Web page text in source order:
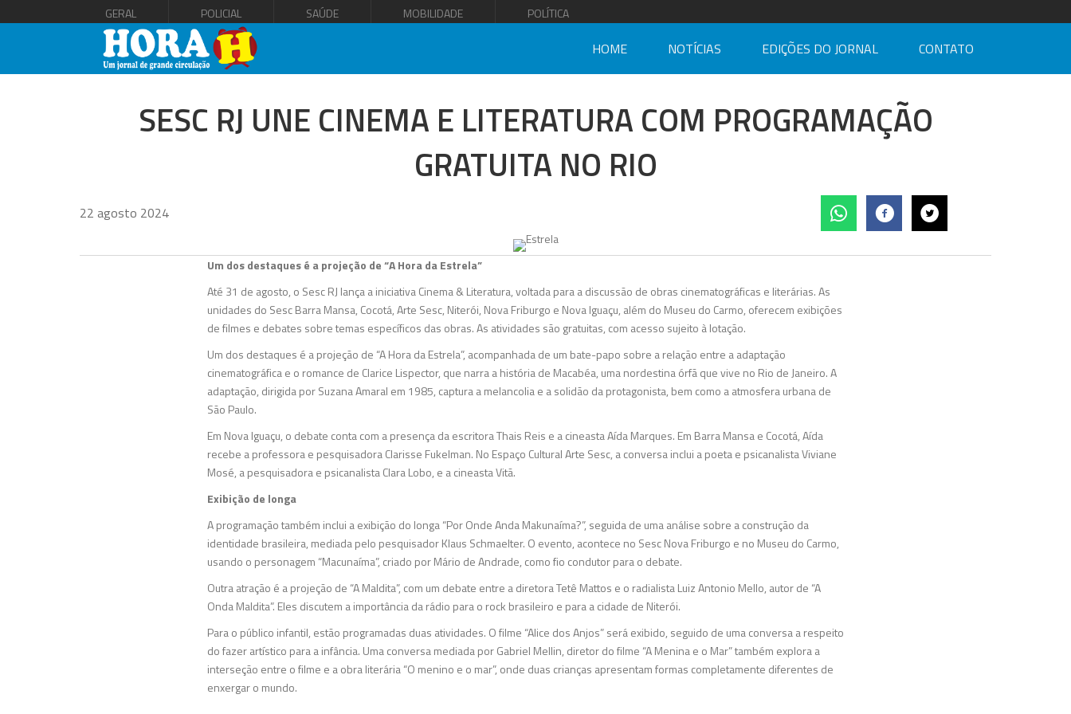
GERAL POLICIAL SAÚDE MOBILIDADE POLÍTICA
HOME NOTÍCIAS EDIÇÕES DO JORNAL CONTATO
SESC RJ UNE CINEMA E LITERATURA COM PROGRAMAÇÃO
GRATUITA NO RIO
22 agosto 2024
Um dos destaques é a projeção de “A Hora da Estrela”
Até 31 de agosto, o Sesc RJ lança a iniciativa Cinema & Literatura, voltada para a discussão de obras cinematográficas e literárias. As
unidades do Sesc Barra Mansa, Cocotá, Arte Sesc, Niterói, Nova Friburgo e Nova Iguaçu, além do Museu do Carmo, oferecem exibições
de filmes e debates sobre temas específicos das obras. As atividades são gratuitas, com acesso sujeito à lotação.
Um dos destaques é a projeção de “A Hora da Estrela”, acompanhada de um bate-papo sobre a relação entre a adaptação
cinematográfica e o romance de Clarice Lispector, que narra a história de Macabéa, uma nordestina órfã que vive no Rio de Janeiro. A
adaptação, dirigida por Suzana Amaral em 1985, captura a melancolia e a solidão da protagonista, bem como a atmosfera urbana de
São Paulo.
Em Nova Iguaçu, o debate conta com a presença da escritora Thais Reis e a cineasta Aída Marques. Em Barra Mansa e Cocotá, Aída
recebe a professora e pesquisadora Clarisse Fukelman. No Espaço Cultural Arte Sesc, a conversa inclui a poeta e psicanalista Viviane
Mosé, a pesquisadora e psicanalista Clara Lobo, e a cineasta Vitã.
Exibição de longa
A programação também inclui a exibição do longa “Por Onde Anda Makunaíma?”, seguida de uma análise sobre a construção da
identidade brasileira, mediada pelo pesquisador Klaus Schmaelter. O evento, acontece no Sesc Nova Friburgo e no Museu do Carmo,
usando o personagem “Macunaíma”, criado por Mário de Andrade, como fio condutor para o debate.
Outra atração é a projeção de “A Maldita”, com um debate entre a diretora Tetê Mattos e o radialista Luiz Antonio Mello, autor de “A
Onda Maldita”. Eles discutem a importância da rádio para o rock brasileiro e para a cidade de Niterói.
Para o público infantil, estão programadas duas atividades. O filme “Alice dos Anjos” será exibido, seguido de uma conversa a respeito
do fazer artístico para a infância. Uma conversa mediada por Gabriel Mellin, diretor do filme “A Menina e o Mar” também explora a
interseção entre o filme e a obra literária “O menino e o mar”, onde duas crianças apresentam formas completamente diferentes de
enxergar o mundo.